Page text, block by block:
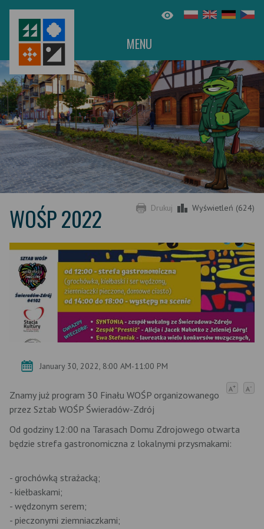
MENU
Drukuj Wyświetleń (624)
WOŚP 2022
January 30, 2022, 8:00 AM-11:00 PM
A+ A-
Znamy już program 30 Finału WOŚP organizowanego
przez Sztab WOŚP Świeradów-Zdrój
Od godziny 12:00 na Tarasach Domu Zdrojowego otwarta
będzie strefa gastronomiczna z lokalnymi przysmakami:
- grochówką strażacką;
- kiełbaskami;
- wędzonym serem;
- pieczonymi ziemniaczkami;